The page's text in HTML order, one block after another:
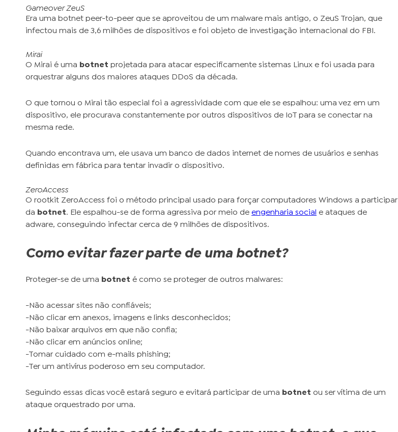
Gameover ZeuS
Era uma botnet peer-to-peer que se aproveitou de um malware mais antigo, o ZeuS Trojan, que
infectou mais de 3,6 milhões de dispositivos e foi objeto de investigação internacional do FBI.
Mirai
O Mirai é uma
botnet projetada para atacar especificamente sistemas Linux e foi usada para
orquestrar alguns dos maiores ataques DDoS da década.
O que tornou o Mirai tão especial foi a agressividade com que ele se espalhou: uma vez em um
dispositivo, ele procurava constantemente por outros dispositivos de IoT para se conectar na
mesma rede.
Quando encontrava um, ele usava um banco de dados internet de nomes de usuários e senhas
definidas em fábrica para tentar invadir o dispositivo.
ZeroAccess
O rootkit ZeroAccess foi o método principal usado para forçar computadores Windows a participar
da
botnet . Ele espalhou-se de forma agressiva por meio de engenharia social
e ataques de
adware, conseguindo infectar cerca de 9 milhões de dispositivos.
Como evitar fazer parte de uma botnet?
Proteger-se de uma botnet é como se proteger de outros malwares:
-Não acessar sites não confiáveis;
-Não clicar em anexos, imagens e links desconhecidos;
-Não baixar arquivos em que não confia;
-Não clicar em anúncios online;
-Tomar cuidado com e-mails phishing;
-Ter um antivírus poderoso em seu computador.
Seguindo essas dicas você estará seguro e evitará participar de uma botnet ou ser vítima de um
ataque orquestrado por uma.